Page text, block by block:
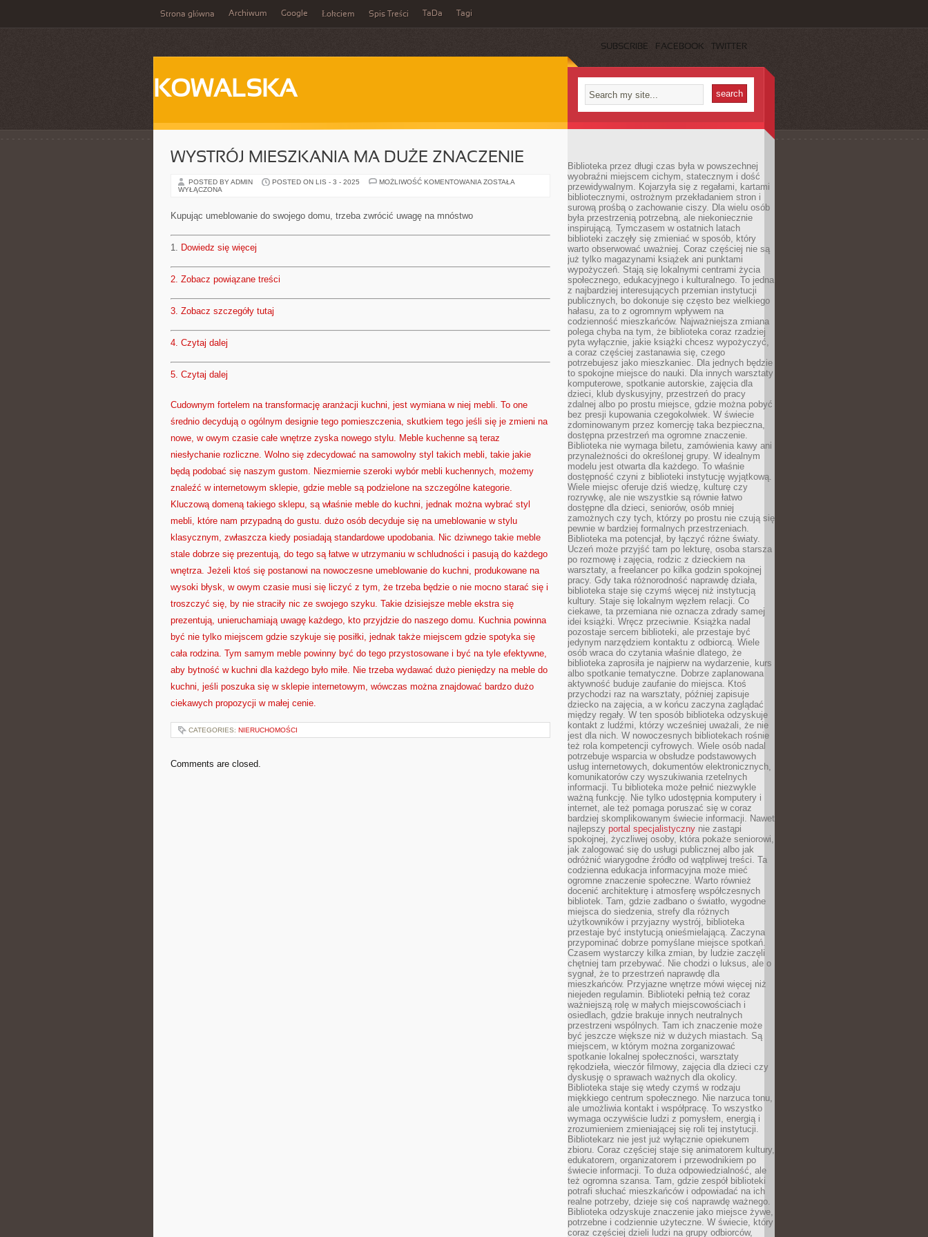
Strona główna Archiwum Google Łokciem Spis Treści TaDa Tagi
SUBSCRIBE FACEBOOK TWITTER
KOWALSKA
WYSTRÓJ MIESZKANIA MA DUŻE ZNACZENIE
POSTED BY ADMIN POSTED ON LIS - 3 - 2025 MOŻLIWOŚĆ KOMENTOWANIA WYSTRÓJ
ZOSTAŁA
WYŁĄCZONA
Kupując umeblowanie do swojego domu, trzeba zwrócić uwagę na mnóstwo
1. Dowiedz się więcej
2. Zobacz powiązane treści
3. Zobacz szczegóły tutaj
4. Czytaj dalej
5. Czytaj dalej
Cudownym fortelem na transformację aranżacji kuchni, jest wymiana w niej mebli. To one
średnio decydują o ogólnym designie tego pomieszczenia, skutkiem tego jeśli się je zmieni na
nowe, w owym czasie całe wnętrze zyska nowego stylu. Meble kuchenne są teraz
niesłychanie rozliczne. Wolno się zdecydować na samowolny styl takich mebli, takie jakie
będą podobać się naszym gustom. Niezmiernie szeroki wybór mebli kuchennych, możemy
znaleźć w internetowym sklepie, gdzie meble są podzielone na szczególne kategorie.
Kluczową domeną takiego sklepu, są właśnie meble do kuchni, jednak można wybrać styl
mebli, które nam przypadną do gustu. dużo osób decyduje się na umeblowanie w stylu
klasycznym, zwłaszcza kiedy posiadają standardowe upodobania. Nic dziwnego takie meble
stale dobrze się prezentują, do tego są łatwe w utrzymaniu w schludności i pasują do każdego
wnętrza. Jeżeli ktoś się postanowi na nowoczesne umeblowanie do kuchni, produkowane na
wysoki błysk, w owym czasie musi się liczyć z tym, że trzeba będzie o nie mocno starać się i
troszczyć się, by nie straciły nic ze swojego szyku. Takie dzisiejsze meble ekstra się
prezentują, unieruchamiają uwagę każdego, kto przyjdzie do naszego domu. Kuchnia powinna
być nie tylko miejscem gdzie szykuje się posiłki, jednak także miejscem gdzie spotyka się
cała rodzina. Tym samym meble powinny być do tego przystosowane i być na tyle efektywne,
aby bytność w kuchni dla każdego było miłe. Nie trzeba wydawać dużo pieniędzy na meble do
kuchni, jeśli poszuka się w sklepie internetowym, wówczas można znajdować bardzo dużo
ciekawych propozycji w małej cenie.
CATEGORIES: NIERUCHOMOŚCI
Comments are closed.
Biblioteka przez długi czas była w powszechnej
wyobraźni miejscem cichym, statecznym i dość
przewidywalnym. Kojarzyła się z regałami, kartami
bibliotecznymi, ostrożnym przekładaniem stron i
surową prośbą o zachowanie ciszy. Dla wielu osób
była przestrzenią potrzebną, ale niekoniecznie
inspirującą. Tymczasem w ostatnich latach
biblioteki zaczęły się zmieniać w sposób, który
warto obserwować uważniej. Coraz częściej nie są
już tylko magazynami książek ani punktami
wypożyczeń. Stają się lokalnymi centrami życia
społecznego, edukacyjnego i kulturalnego. To jedna
z najbardziej interesujących przemian instytucji
publicznych, bo dokonuje się często bez wielkiego
hałasu, za to z ogromnym wpływem na
codzienność mieszkańców. Najważniejsza zmiana
polega chyba na tym, że biblioteka coraz rzadziej
pyta wyłącznie, jakie książki chcesz wypożyczyć,
a coraz częściej zastanawia się, czego
potrzebujesz jako mieszkaniec. Dla jednych będzie
to spokojne miejsce do nauki. Dla innych warsztaty
komputerowe, spotkanie autorskie, zajęcia dla
dzieci, klub dyskusyjny, przestrzeń do pracy
zdalnej albo po prostu miejsce, gdzie można pobyć
bez presji kupowania czegokolwiek. W świecie
zdominowanym przez komercję taka bezpieczna,
dostępna przestrzeń ma ogromne znaczenie.
Biblioteka nie wymaga biletu, zamówienia kawy ani
przynależności do określonej grupy. W idealnym
modelu jest otwarta dla każdego. To właśnie
dostępność czyni z biblioteki instytucję wyjątkową.
Wiele miejsc oferuje dziś wiedzę, kulturę czy
rozrywkę, ale nie wszystkie są równie łatwo
dostępne dla dzieci, seniorów, osób mniej
zamożnych czy tych, którzy po prostu nie czują się
pewnie w bardziej formalnych przestrzeniach.
Biblioteka ma potencjał, by łączyć różne światy.
Uczeń może przyjść tam po lekturę, osoba starsza
po rozmowę i zajęcia, rodzic z dzieckiem na
warsztaty, a freelancer po kilka godzin spokojnej
pracy. Gdy taka różnorodność naprawdę działa,
biblioteka staje się czymś więcej niż instytucją
kultury. Staje się lokalnym węzłem relacji. Co
ciekawe, ta przemiana nie oznacza zdrady samej
idei książki. Wręcz przeciwnie. Książka nadal
pozostaje sercem biblioteki, ale przestaje być
jedynym narzędziem kontaktu z odbiorcą. Wiele
osób wraca do czytania właśnie dlatego, że
biblioteka zaprosiła je najpierw na wydarzenie, kurs
albo spotkanie tematyczne. Dobrze zaplanowana
aktywność buduje zaufanie do miejsca. Ktoś
przychodzi raz na warsztaty, później zapisuje
dziecko na zajęcia, a w końcu zaczyna zaglądać
między regały. W ten sposób biblioteka odzyskuje
kontakt z ludźmi, którzy wcześniej uważali, że nie
jest dla nich. W nowoczesnych bibliotekach rośnie
też rola kompetencji cyfrowych. Wiele osób nadal
potrzebuje wsparcia w obsłudze podstawowych
usług internetowych, dokumentów elektronicznych,
komunikatorów czy wyszukiwania rzetelnych
informacji. Tu biblioteka może pełnić niezwykle
ważną funkcję. Nie tylko udostępnia komputery i
internet, ale też pomaga poruszać się w coraz
bardziej skomplikowanym świecie informacji. Nawet
najlepszy portal specjalistyczny nie zastąpi
spokojnej, życzliwej osoby, która pokaże seniorowi,
jak zalogować się do usługi publicznej albo jak
odróżnić wiarygodne źródło od wątpliwej treści. Ta
codzienna edukacja informacyjna może mieć
ogromne znaczenie społeczne. Warto również
docenić architekturę i atmosferę współczesnych
bibliotek. Tam, gdzie zadbano o światło, wygodne
miejsca do siedzenia, strefy dla różnych
użytkowników i przyjazny wystrój, biblioteka
przestaje być instytucją onieśmielającą. Zaczyna
przypominać dobrze pomyślane miejsce spotkań.
Czasem wystarczy kilka zmian, by ludzie zaczęli
chętniej tam przebywać. Nie chodzi o luksus, ale o
sygnał, że to przestrzeń naprawdę dla
mieszkańców. Przyjazne wnętrze mówi więcej niż
niejeden regulamin. Biblioteki pełnią też coraz
ważniejszą rolę w małych miejscowościach i
osiedlach, gdzie brakuje innych neutralnych
przestrzeni wspólnych. Tam ich znaczenie może
być jeszcze większe niż w dużych miastach. Są
miejscem, w którym można zorganizować
spotkanie lokalnej społeczności, warsztaty
rękodzieła, wieczór filmowy, zajęcia dla dzieci czy
dyskusję o sprawach ważnych dla okolicy.
Biblioteka staje się wtedy czymś w rodzaju
miękkiego centrum społecznego. Nie narzuca tonu,
ale umożliwia kontakt i współpracę. To wszystko
wymaga oczywiście ludzi z pomysłem, energią i
zrozumieniem zmieniającej się roli tej instytucji.
Bibliotekarz nie jest już wyłącznie opiekunem
zbioru. Coraz częściej staje się animatorem kultury,
edukatorem, organizatorem i przewodnikiem po
świecie informacji. To duża odpowiedzialność, ale
też ogromna szansa. Tam, gdzie zespół biblioteki
potrafi słuchać mieszkańców i odpowiadać na ich
realne potrzeby, dzieje się coś naprawdę ważnego.
Biblioteka odzyskuje znaczenie jako miejsce żywe,
potrzebne i codziennie użyteczne. W świecie, który
coraz częściej dzieli ludzi na grupy odbiorców,